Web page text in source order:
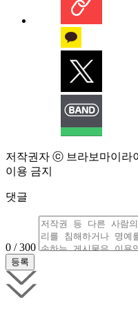
저작권자 ⓒ 브라보마이라
이용 금지
댓글
0 / 300